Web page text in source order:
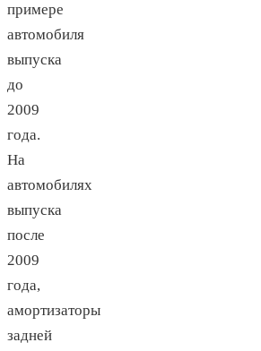
примере
автомобиля
выпуска
до
2009
года.
На
автомобилях
выпуска
после
2009
года,
амортизаторы
задней